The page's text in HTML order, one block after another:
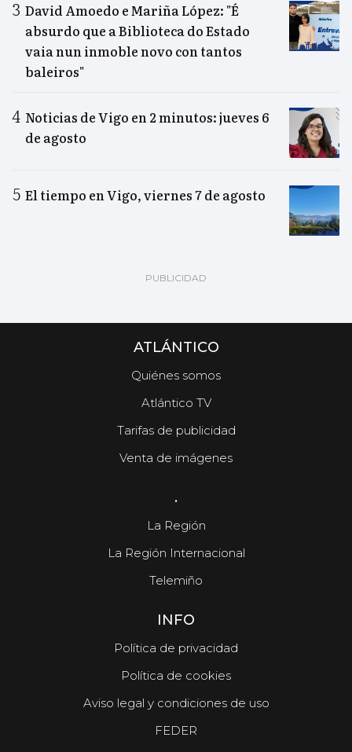
David Amoedo e Mariña López: "É
absurdo que a Biblioteca do Estado
vaia nun inmoble novo con tantos
baleiros"
Noticias de Vigo en 2 minutos: jueves 6
de agosto
El tiempo en Vigo, viernes 7 de agosto
ATLÁNTICO
Quiénes somos
Atlántico TV
Tarifas de publicidad
Venta de imágenes
.
La Región
La Región Internacional
Telemiño
INFO
Política de privacidad
Política de cookies
Aviso legal y condiciones de uso
FEDER